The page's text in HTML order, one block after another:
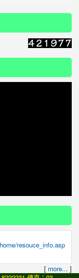
[ more... ]